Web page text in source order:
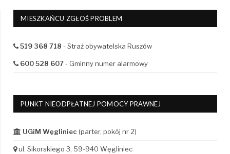
MIESZKAŃCU ZGŁOŚ PROBLEM
519 368 718 - Straż obywatelska Ruszów
600 528 607- Gminny numer alarmowy
PUNKT NIEODPŁATNEJ POMOCY PRAWNEJ
UGiM Węgliniec (parter, pokój nr 2)
ul. Sikorskiego 3, 59-940 Węgliniec